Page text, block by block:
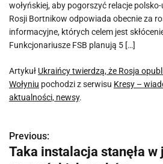
wołyńskiej, aby pogorszyć relacje
Rosji Bortnikow odpowiada obecnie za
informacyjne, których celem jest
Funkcjonariusze FSB planują 5 […]
Artykuł Ukraińcy twierdzą, że Rosja
Wołyniu pochodzi z serwisu Kresy –
aktualności, newsy.
N
Previous:
Taka instalacja stanęła w